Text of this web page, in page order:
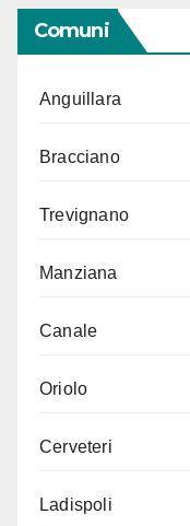
Comuni
Anguillara
Bracciano
Trevignano
Manziana
Canale
Oriolo
Cerveteri
Ladispoli